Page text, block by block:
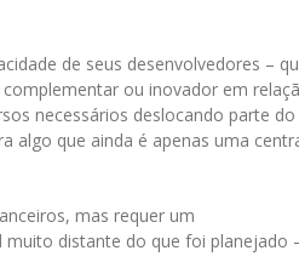
de seus desenvolvedores –
ou inovador em
necessários deslocando parte do
algo que ainda é apenas uma
mas requer um
distante do que foi planejado